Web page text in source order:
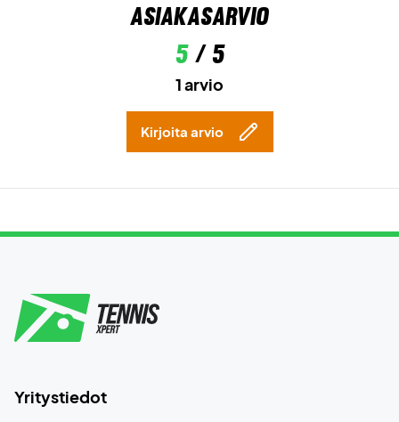
Asiakasarvio
5/ 5
1 arvio
Kirjoita arvio
Yritystiedot